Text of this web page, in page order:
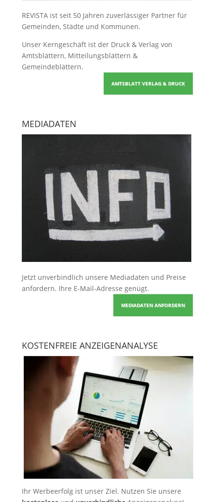
REVISTA ist seit 50 Jahren zuverlässiger Partner für
Gemeinden, Städte und Kommunen.
Unser Kerngeschäft ist der Druck & Verlag von
Amtsblättern, Mitteilungsblättern &
Gemeindeblättern.
AMTSBLATT VERLAG & DRUCK
MEDIADATEN
Jetzt unverbindlich unsere Mediadaten und Preise
anfordern. Ihre E-Mail-Adresse genügt.
MEDIADATEN ANFORDERN
KOSTENFREIE ANZEIGENANALYSE
Ihr Werbeerfolg ist unser Ziel. Nutzen Sie unsere